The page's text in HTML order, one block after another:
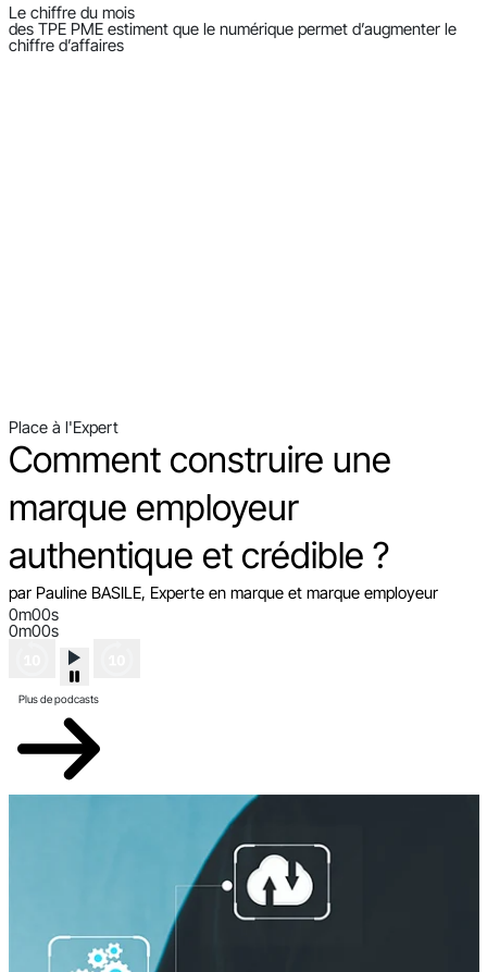
Le chiffre du mois
des TPE PME estiment que le numérique permet d’augmenter le
chiffre d’affaires
Place à l'Expert
Comment construire une
marque employeur
authentique et crédible ?
par Pauline BASILE, Experte en marque et marque employeur
0m00s
0m00s
Plus de podcasts